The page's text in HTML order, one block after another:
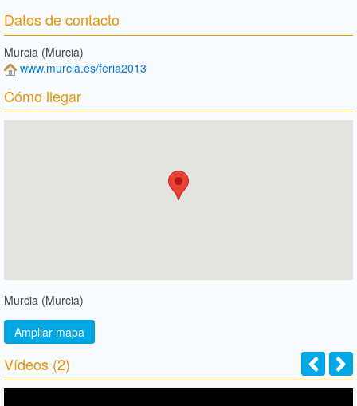
Datos de contacto
Murcia (Murcia)
www.murcia.es/feria2013
Cómo llegar
Murcia (Murcia)
Ampliar mapa
Vídeos (2)